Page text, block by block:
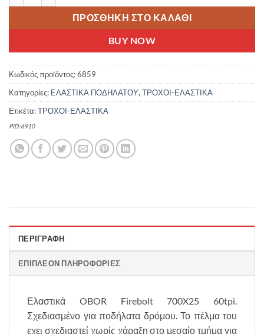
ΠΡΟΣΘΉΚΗ ΣΤΟ ΚΑΛΆΘΙ
BUY NOW
Κωδικός προϊόντος:6859
Κατηγορίες: ΕΛΑΣΤΙΚΑ ΠΟΔΗΛΑΤΟΥ, ΤΡΟΧΟΙ-ΕΛΑΣΤΙΚΑ
Ετικέτα:ΤΡΟΧΟΙ-ΕΛΑΣΤΙΚΑ
PID:6910
ΠΕΡΙΓΡΑΦΉ
ΕΠΙΠΛΈΟΝ ΠΛΗΡΟΦΟΡΊΕΣ
Ελαστικά OBOR Firebolt 700X25 60tpi.
Σχεδιασμένο για ποδήλατα δρόμου. Το πέλμα του
εχει σχεδιαστεί χωρίς χάραξη στο μεσαίο τμήμα για